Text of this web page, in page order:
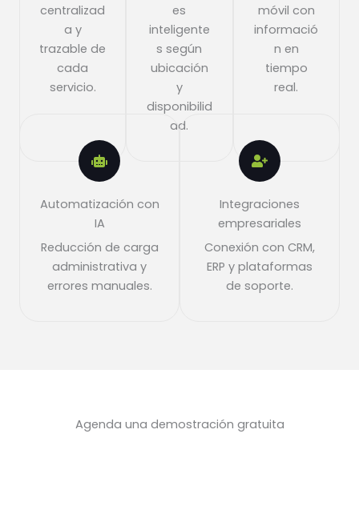
centralizad
a y
trazable de
cada
servicio.
es
inteligente
s según
ubicación
y
disponibilid
ad.
móvil con
informació
n en
tiempo
real.
Automatización con
IA
Reducción de carga
administrativa y
errores manuales.
Integraciones
empresariales
Conexión con CRM,
ERP y plataformas
de soporte.
Agenda una demostración gratuita